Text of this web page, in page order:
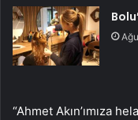
“Ahmet Akın’ımıza